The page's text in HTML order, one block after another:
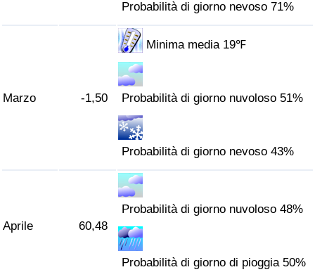
Probabilità di giorno nevoso 71%
Marzo -1,50
Minima media 19℉
Probabilità di giorno nuvoloso 51%
Probabilità di giorno nevoso 43%
Aprile 60,48
Probabilità di giorno nuvoloso 48%
Probabilità di giorno di pioggia 50%
Indice del traffico (Corrente)
Indice del traffico per Nazione